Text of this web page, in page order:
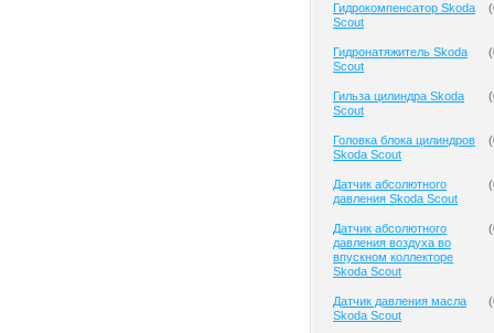
Гидрокомпенсатор Skoda
Scout
(
Гидронатяжитель Skoda
Scout
(
Гильза цилиндра Skoda
Scout
(
Головка блока цилиндров
Skoda Scout
(
Датчик абсолютного
давления Skoda Scout
(
Датчик абсолютного
давления воздуха во
впускном коллекторе
Skoda Scout
(
Датчик давления масла
Skoda Scout
(